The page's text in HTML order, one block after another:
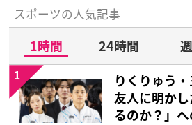
スポーツの人気記事
1時間 24時間
りくりゅう
友人に明か
るのか？」
1